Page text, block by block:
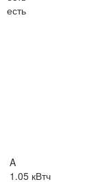
есть
A
1.05 кВтч